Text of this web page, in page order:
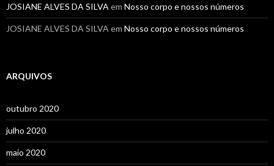
JOSIANE ALVES DA SILVA em Nosso corpo e nossos números
JOSIANE ALVES DA SILVA em Nosso corpo e nossos números
ARQUIVOS
outubro 2020
julho 2020
maio 2020